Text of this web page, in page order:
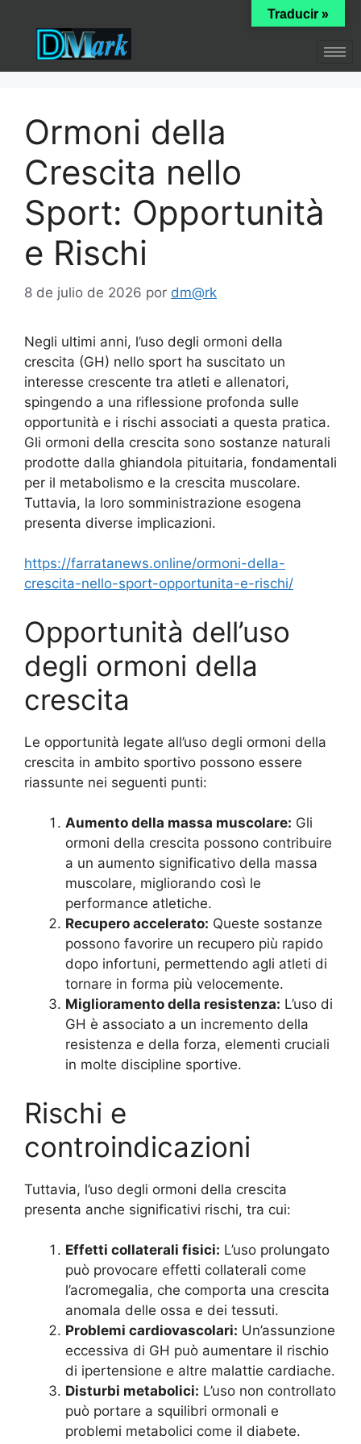
Ormoni della
Crescita nello
Sport: Opportunità
e Rischi
8 de julio de 2026 por dm@rk
Negli ultimi anni, l’uso degli ormoni della
crescita (GH) nello sport ha suscitato un
interesse crescente tra atleti e allenatori,
spingendo a una riflessione profonda sulle
opportunità e i rischi associati a questa pratica.
Gli ormoni della crescita sono sostanze naturali
prodotte dalla ghiandola pituitaria, fondamentali
per il metabolismo e la crescita muscolare.
Tuttavia, la loro somministrazione esogena
presenta diverse implicazioni.
https://farratanews.online/ormoni-della-
crescita-nello-sport-opportunita-e-rischi/
Opportunità dell’uso
degli ormoni della
crescita
Le opportunità legate all’uso degli ormoni della
crescita in ambito sportivo possono essere
riassunte nei seguenti punti:
Aumento della massa muscolare: Gli
ormoni della crescita possono contribuire
a un aumento significativo della massa
muscolare, migliorando così le
performance atletiche.
Recupero accelerato: Queste sostanze
possono favorire un recupero più rapido
dopo infortuni, permettendo agli atleti di
tornare in forma più velocemente.
Miglioramento della resistenza: L’uso di
GH è associato a un incremento della
resistenza e della forza, elementi cruciali
in molte discipline sportive.
Rischi e
controindicazioni
Tuttavia, l’uso degli ormoni della crescita
presenta anche significativi rischi, tra cui:
Effetti collaterali fisici: L’uso prolungato
può provocare effetti collaterali come
l’acromegalia, che comporta una crescita
anomala delle ossa e dei tessuti.
Problemi cardiovascolari: Un’assunzione
eccessiva di GH può aumentare il rischio
di ipertensione e altre malattie cardiache.
Disturbi metabolici: L’uso non controllato
può portare a squilibri ormonali e
problemi metabolici come il diabete.
Traducir »